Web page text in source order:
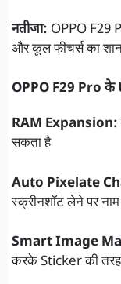
नतीजा: OPPO F29
और कूल फीचर्स का
OPPO F29 Pro के
RAM Expansion:
सकता है
Auto Pixelate
स्क्रीनशॉट लेने पर
Smart Image
करके Sticker की